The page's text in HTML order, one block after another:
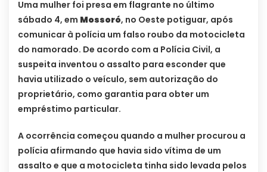
Uma mulher foi presa em flagrante no último
sábado 4, em Mossoró, no Oeste potiguar, após
comunicar à polícia um falso roubo da motocicleta
do namorado. De acordo com a Polícia Civil, a
suspeita inventou o assalto para esconder que
havia utilizado o veículo, sem autorização do
proprietário, como garantia para obter um
empréstimo particular.
A ocorrência começou quando a mulher procurou a
polícia afirmando que havia sido vítima de um
assalto e que a motocicleta tinha sido levada pelos